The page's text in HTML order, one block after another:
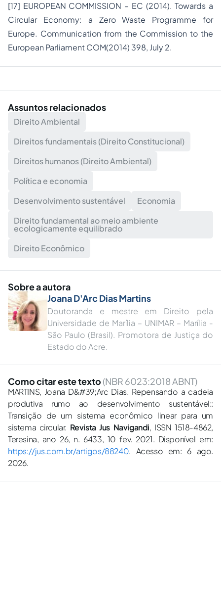
[17] EUROPEAN COMMISSION – EC (2014). Towards a
Circular Economy: a Zero Waste Programme for
Europe. Communication from the Commission to the
European Parliament COM(2014) 398, July 2.
Assuntos relacionados
Direito Ambiental
Direitos fundamentais (Direito Constitucional)
Direitos humanos (Direito Ambiental)
Política e economia
Desenvolvimento sustentável
Economia
Direito fundamental ao meio ambiente
ecologicamente equilibrado
Direito Econômico
Sobre a autora
Joana D'Arc Dias Martins
Doutoranda e mestre em Direito pela
Universidade de Marília – UNIMAR – Marília -
São Paulo (Brasil). Promotora de Justiça do
Estado do Acre.
Como citar este texto (NBR 6023:2018 ABNT)
MARTINS, Joana D&#39;Arc Dias. Repensando a cadeia
produtiva rumo ao desenvolvimento sustentável::
Transição de um sistema econômico linear para um
sistema circular. Revista Jus Navigandi, ISSN 1518-4862,
Teresina, ano 26, n. 6433, 10 fev. 2021. Disponível em:
https://jus.com.br/artigos/88240. Acesso em: 6 ago.
2026.